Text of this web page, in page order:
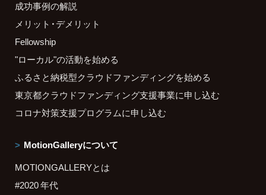
成功事例の解説
メリット・デメリット
Fellowship
"ローカル"の活動を始める
ふるさと納税型クラウドファンディングを始める
東京都クラウドファンディング支援事業に申し込む
コロナ対策支援プログラムに申し込む
MotionGalleryについて
MOTIONGALLERYとは
#2020 年代